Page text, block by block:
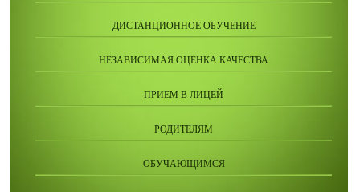
ДИСТАНЦИОННОЕ ОБУЧЕНИЕ
НЕЗАВИСИМАЯ ОЦЕНКА КАЧЕСТВА
ПРИЕМ В ЛИЦЕЙ
РОДИТЕЛЯМ
ОБУЧАЮЩИМСЯ